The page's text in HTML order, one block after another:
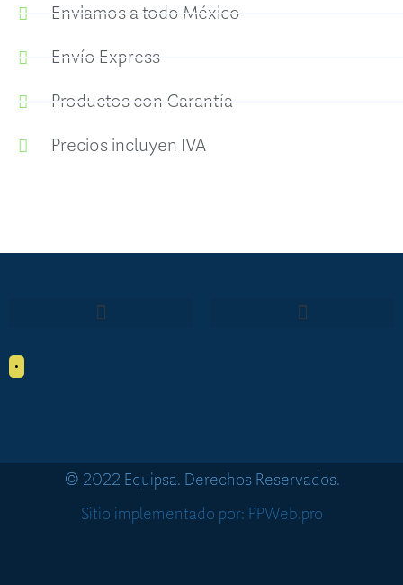
Enviamos a todo México
Envío Express
Productos con Garantía
Precios incluyen IVA
•
© 2022 Equipsa. Derechos Reservados.
Sitio implementado por: PPWeb.pro